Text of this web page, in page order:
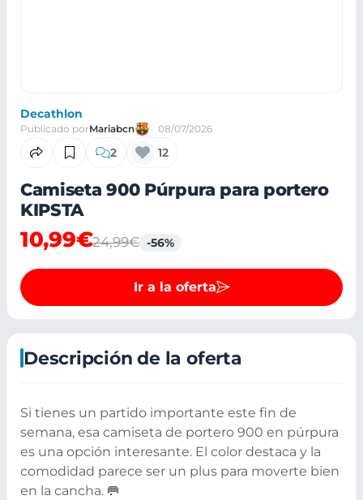
Decathlon
Publicado porMariabcn 08/07/2026
2 12
Camiseta 900 Púrpura para portero
KIPSTA
10,99€24,99€ -56%
Ir a la oferta
Descripción de la oferta
Si tienes un partido importante este fin de
semana, esa camiseta de portero 900 en púrpura
es una opción interesante. El color destaca y la
comodidad parece ser un plus para moverte bien
en la cancha. 🥅